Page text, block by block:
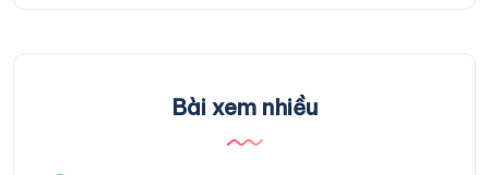
Bài xem nhiều